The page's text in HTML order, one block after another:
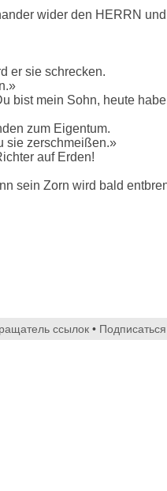
wider den HERRN
er sie schrecken.
bist mein Sohn, heute
zum Eigentum.
sie zerschmeißen.»
auf Erden!
sein Zorn wird bald
ссылок •